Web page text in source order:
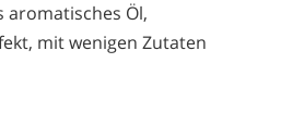
aromatisches Öl,
mit wenigen Zutaten